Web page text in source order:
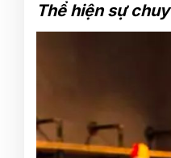
Thể hiện sự